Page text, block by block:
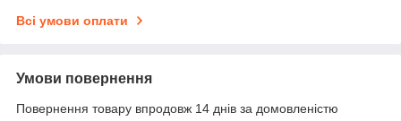
Всі умови оплати
Умови повернення
Повернення товару впродовж 14 днів за домовленістю